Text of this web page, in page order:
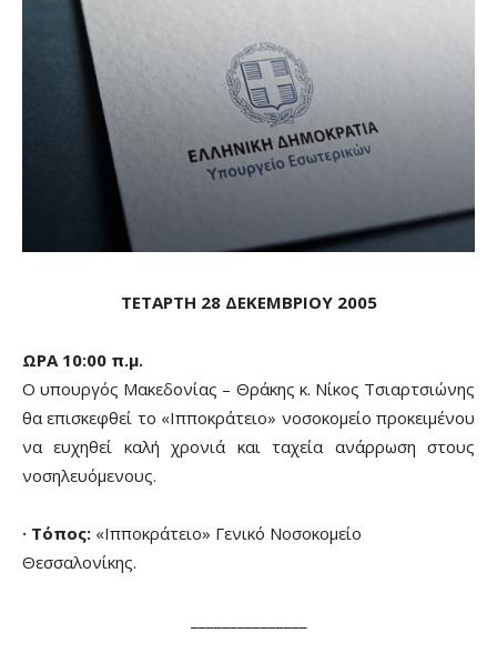
ΤΕΤΑΡΤΗ 28 ΔΕΚΕΜΒΡΙΟΥ 2005
ΩΡΑ 10:00 π.μ.
Ο υπουργός Μακεδονίας – Θράκης κ. Νίκος Τσιαρτσιώνης
θα επισκεφθεί το «Ιπποκράτειο» νοσοκομείο προκειμένου
να ευχηθεί καλή χρονιά και ταχεία ανάρρωση στους
νοσηλευόμενους.
· Τόπος: «Ιπποκράτειο» Γενικό Νοσοκομείο
Θεσσαλονίκης.